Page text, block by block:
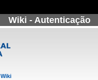
Wiki - Autenticação
Wiki